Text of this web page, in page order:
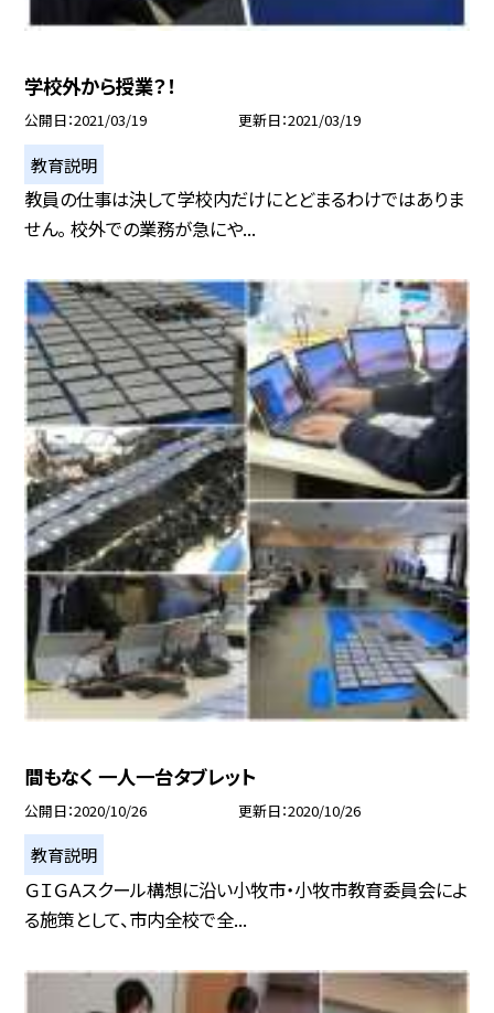
学校外から授業？！
公開日 2021/03/19 更新日 2021/03/19
教育説明
教員の仕事は決して学校内だけにとどまるわけではありま
せん。 校外での業務が急にや...
間もなく 一人一台タブレット
公開日 2020/10/26 更新日 2020/10/26
教育説明
ＧＩＧＡスクール構想に沿い小牧市・小牧市教育委員会によ
る施策として、市内全校で全...